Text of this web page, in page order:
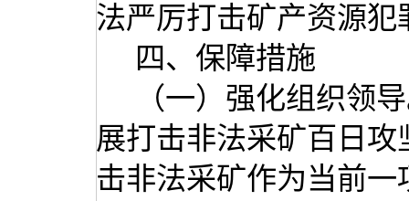
法严厉打击矿产资源
四、保障措施
（一）强化组织领
展打击非法采矿百日
击非法采矿作为当前